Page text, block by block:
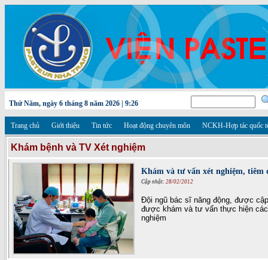
Thứ Năm, ngày 6 tháng 8 năm 2026 | 9:26
Trang chủ Giới thiệu Tin tức Hoạt động chuyên môn NCKH-Hợp tác quốc
Khám bệnh và TV Xét nghiệm
Khám và tư vấn xét nghiệm, tiêm
Cập nhật: 28/02/2012
Đội ngũ bác sĩ năng động, được
được khám và tư vấn thực hiện
nghiệm